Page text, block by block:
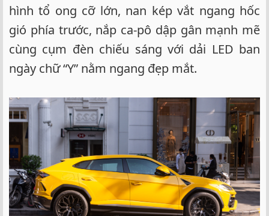
hình tổ ong cỡ lớn, nan kép vắt ngang hốc
gió phía trước, nắp ca-pô dập gân mạnh mẽ
cùng cụm đèn chiếu sáng với dải LED ban
ngày chữ “Y” nằm ngang đẹp mắt.